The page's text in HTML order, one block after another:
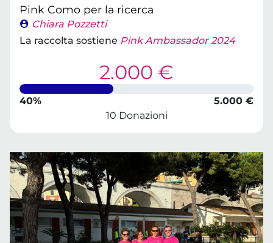
Pink Como per la ricerca
Chiara Pozzetti
La raccolta sostiene Pink Ambassador 2024
2.000 €
40%
5.000 €
10 Donazioni